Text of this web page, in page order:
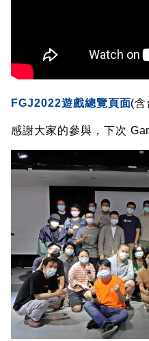
FGJ2022遊戲總覽頁面(含
感謝大家的參與，下次